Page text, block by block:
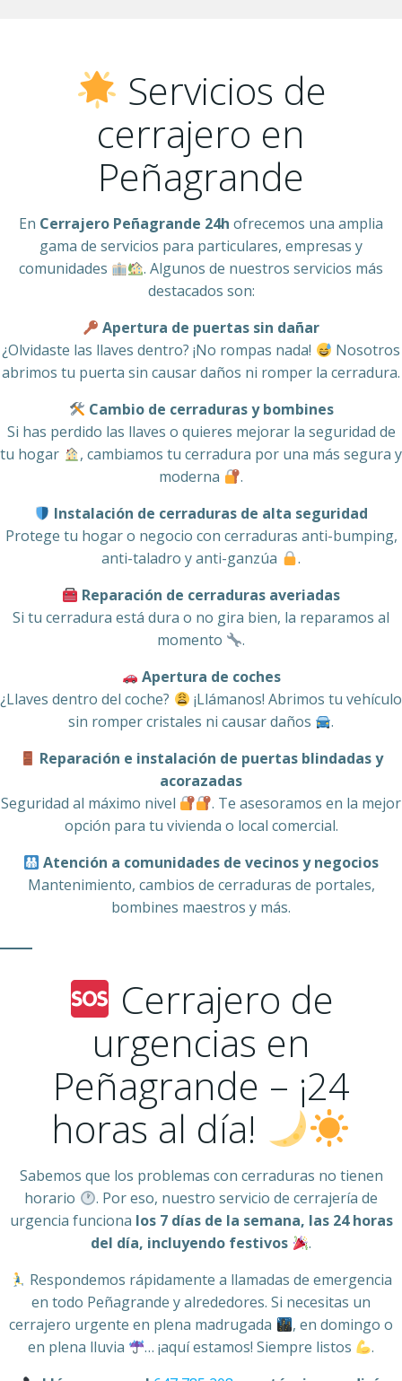
Servicios de
cerrajero en
Peñagrande
En Cerrajero Peñagrande 24h ofrecemos una amplia
gama de servicios para particulares, empresas y
comunidades
. Algunos de nuestros servicios más
destacados son:
Apertura de puertas sin dañar
¿Olvidaste las llaves dentro? ¡No rompas nada!
Nosotros
abrimos tu puerta sin causar daños ni romper la cerradura.
Cambio de cerraduras y bombines
Si has perdido las llaves o quieres mejorar la seguridad de
tu hogar
, cambiamos tu cerradura por una más segura y
moderna
.
Instalación de cerraduras de alta seguridad
Protege tu hogar o negocio con cerraduras anti-bumping,
anti-taladro y anti-ganzúa
.
Reparación de cerraduras averiadas
Si tu cerradura está dura o no gira bien, la reparamos al
momento
.
Apertura de coches
¿Llaves dentro del coche?
¡Llámanos! Abrimos tu vehículo
sin romper cristales ni causar daños
.
Reparación e instalación de puertas blindadas y
acorazadas
Seguridad al máximo nivel
. Te asesoramos en la mejor
opción para tu vivienda o local comercial.
Atención a comunidades de vecinos y negocios
Mantenimiento, cambios de cerraduras de portales,
bombines maestros y más.
Cerrajero de
urgencias en
Peñagrande – ¡24
horas al día!
Sabemos que los problemas con cerraduras no tienen
horario
. Por eso, nuestro servicio de cerrajería de
urgencia funciona los 7 días de la semana, las 24 horas
del día, incluyendo festivos
.
Respondemos rápidamente a llamadas de emergencia
en todo Peñagrande y alrededores. Si necesitas un
cerrajero urgente en plena madrugada
, en domingo o
en plena lluvia
… ¡aquí estamos! Siempre listos
.